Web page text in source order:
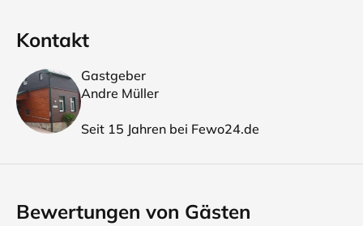
Kontakt
Gastgeber
Andre Müller
Seit 15 Jahren bei Fewo24.de
Bewertungen von Gästen